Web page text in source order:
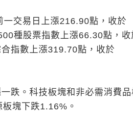
一交易日上漲216.90點，收於
種股票指數上漲66.30點，收
指數上漲319.70點，收於
跌。科技板塊和非必需消費品
塊下跌1.16%。